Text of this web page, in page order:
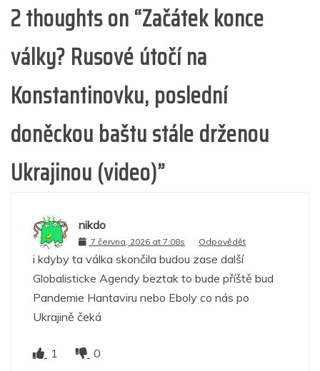
2 thoughts on “Začátek konce
války? Rusové útočí na
Konstantinovku, poslední
doněckou baštu stále drženou
Ukrajinou (video)”
nikdo
7 června, 2026 at 7:08s Odpovědět
i kdyby ta válka skončila budou zase další
Globalisticke Agendy beztak to bude příště bud
Pandemie Hantaviru nebo Eboly co nás po
Ukrajině čeká
1 0